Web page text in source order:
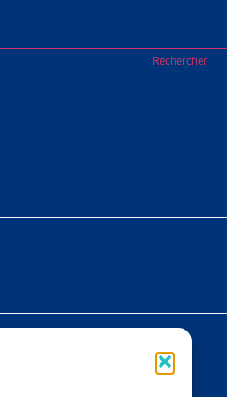
Rechercher
de valeur probante des expertises AI
au centre
de la valeur probante des
quant à la fiabilité et à la